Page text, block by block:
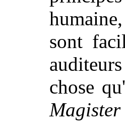
sont
chose